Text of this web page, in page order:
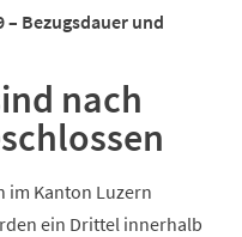
Bezugsdauer und
nach
im Kanton Luzern
ein Drittel innerhalb